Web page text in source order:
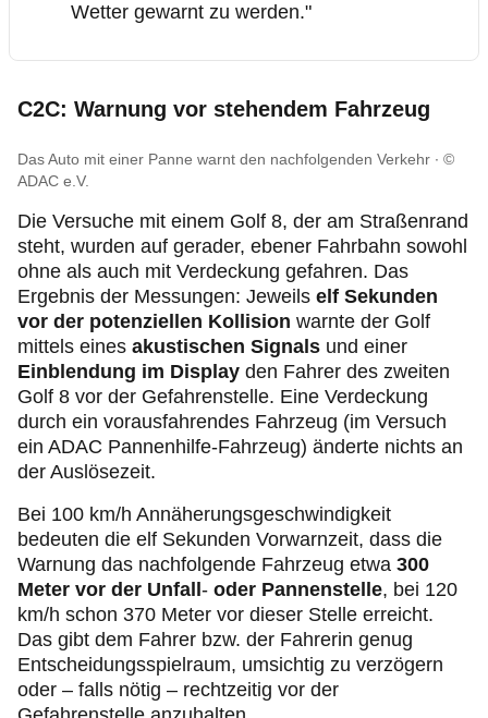
Wetter gewarnt zu werden."
C2C: Warnung vor stehendem Fahrzeug
Das Auto mit einer Panne warnt den nachfolgenden Verkehr
©
ADAC e.V.
Die Versuche mit einem Golf 8, der am Straßenrand
steht, wurden auf gerader, ebener Fahrbahn sowohl
ohne als auch mit Verdeckung gefahren. Das
Ergebnis der Messungen: Jeweils elf Sekunden
vor der potenziellen Kollision warnte der Golf
mittels eines akustischen Signals und einer
Einblendung im Display den Fahrer des zweiten
Golf 8 vor der Gefahrenstelle. Eine Verdeckung
durch ein vorausfahrendes Fahrzeug (im Versuch
ein ADAC Pannenhilfe-Fahrzeug) änderte nichts an
der Auslösezeit.
Bei 100 km/h Annäherungsgeschwindigkeit
bedeuten die elf Sekunden Vorwarnzeit, dass die
Warnung das nachfolgende Fahrzeug etwa 300
Meter vor der Unfall - oder Pannenstelle, bei 120
km/h schon 370 Meter vor dieser Stelle erreicht.
Das gibt dem Fahrer bzw. der Fahrerin genug
Entscheidungsspielraum, umsichtig zu verzögern
oder – falls nötig – rechtzeitig vor der